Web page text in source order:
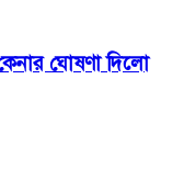
ঘোষণা দিলো